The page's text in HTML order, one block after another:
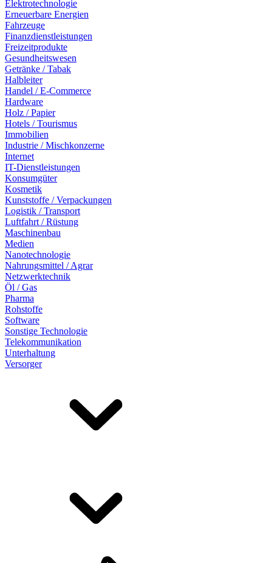
Elektrotechnologie
Erneuerbare Energien
Fahrzeuge
Finanzdienstleistungen
Freizeitprodukte
Gesundheitswesen
Getränke / Tabak
Halbleiter
Handel / E-Commerce
Hardware
Holz / Papier
Hotels / Tourismus
Immobilien
Industrie / Mischkonzerne
Internet
IT-Dienstleistungen
Konsumgüter
Kosmetik
Kunststoffe / Verpackungen
Logistik / Transport
Luftfahrt / Rüstung
Maschinenbau
Medien
Nanotechnologie
Nahrungsmittel / Agrar
Netzwerktechnik
Öl / Gas
Pharma
Rohstoffe
Software
Sonstige Technologie
Telekommunikation
Unterhaltung
Versorger